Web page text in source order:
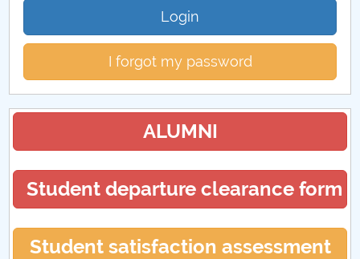
Login
I forgot my password
ALUMNI
Student departure clearance form
Student satisfaction assessment